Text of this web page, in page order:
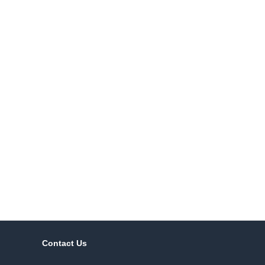
Contact Us